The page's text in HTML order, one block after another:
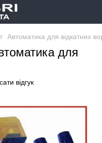
Автоматика для відкатних
для
відгук